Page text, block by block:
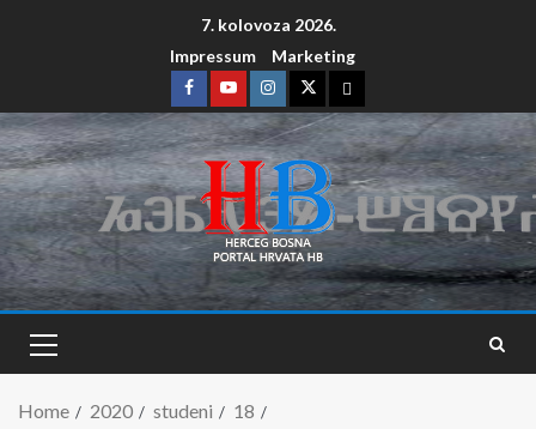
7. kolovoza 2026.
Impressum
Marketing
Home 2020 studeni
18